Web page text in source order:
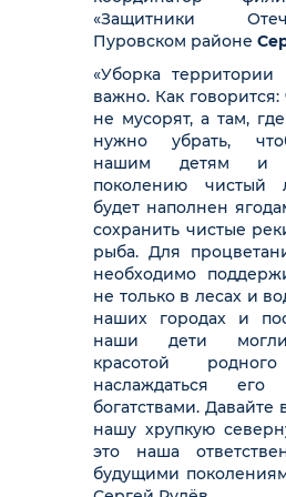
«Защитники
Пуровском районе
«Уборка территории
важно. Как говорится:
не мусорят, а там,
нужно убрать,
нашим детям и
поколению чистый
будет наполнен
сохранить чистые
рыба. Для
необходимо
не только в лесах и
наших городах и
наши дети могли
красотой
наслаждаться его
богатствами. Давайте
нашу хрупкую
это наша
будущими